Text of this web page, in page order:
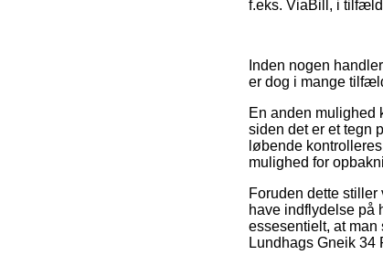
f.eks. ViaBill, i
Inden nogen
er dog i mange
En anden mulighed
siden det er et tegn
løbende
mulighed for
Foruden dette
have indflydelse på
essesentielt, at
Lundhags Gneik